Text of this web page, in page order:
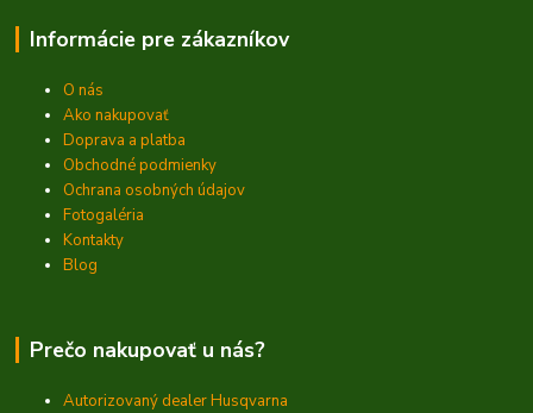
Informácie pre zákazníkov
O nás
Ako nakupovať
Doprava a platba
Obchodné podmienky
Ochrana osobných údajov
Fotogaléria
Kontakty
Blog
Prečo nakupovať u nás?
Autorizovaný dealer Husqvarna